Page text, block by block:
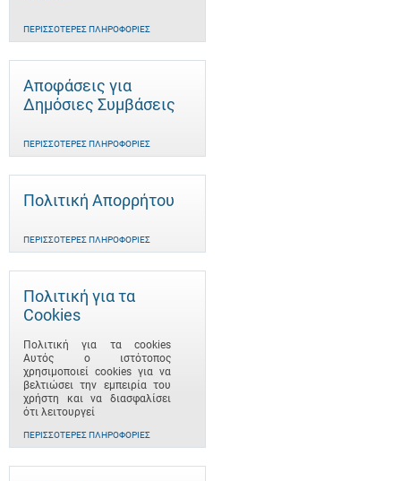
ΠΕΡΙΣΣΌΤΕΡΕΣ ΠΛΗΡΟΦΟΡΊΕΣ
Αποφάσεις για
Δημόσιες Συμβάσεις
ΠΕΡΙΣΣΌΤΕΡΕΣ ΠΛΗΡΟΦΟΡΊΕΣ
Πολιτική Απορρήτου
ΠΕΡΙΣΣΌΤΕΡΕΣ ΠΛΗΡΟΦΟΡΊΕΣ
Πολιτική για τα
Cookies
Πολιτική για τα cookies
Αυτός ο ιστότοπος
χρησιμοποιεί cookies για να
βελτιώσει την εμπειρία του
χρήστη και να διασφαλίσει
ότι λειτουργεί
ΠΕΡΙΣΣΌΤΕΡΕΣ ΠΛΗΡΟΦΟΡΊΕΣ